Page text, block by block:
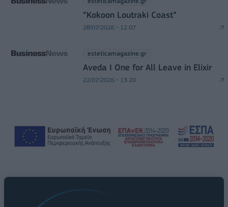
“Kokoon Loutraki Coast”
28/07/2026 - 12:07
esteticamagazine.gr
Aveda I One for All Leave in Elixir
22/07/2026 - 13:20